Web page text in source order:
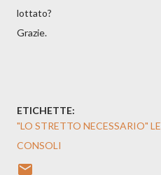
lottato?
Grazie.
ETICHETTE:
"LO STRETTO NECESSARIO"
CONSOLI